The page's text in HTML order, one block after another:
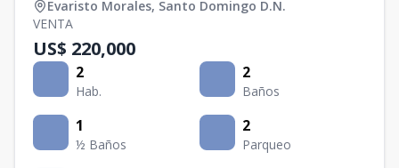
Evaristo Morales, Santo Domingo D.N.
VENTA
US$ 220,000
2
Hab.
2
Baños
1
½ Baños
2
Parqueo